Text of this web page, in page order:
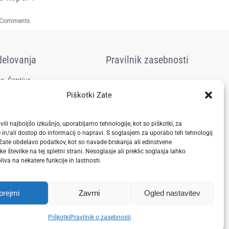
Piškotki Zate
najboljšo izkušnjo, uporabljamo tehnologije, kot so piškotki, za
in/ali dostop do informacij o napravi. S soglasjem za uporabo teh tehnologij
obdelavo podatkov, kot so navade brskanja ali edinstvene
številke na tej spletni strani. Nesoglasje ali preklic soglasja lahko
na nekatere funkcije in lastnosti.
Zavrni Ogled nastavitev
Piškotki Pravilnik o zasebnosti
Šentjur
Pravilnik zasebnosti
Z.A.M.E. Vse pravice pridržane.